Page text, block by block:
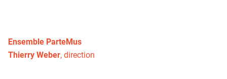
Ensemble ParteMus
Thierry Weber, direction